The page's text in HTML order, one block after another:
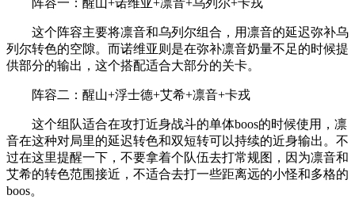
阵容一：醒山+诺维亚+凛音+乌列尔+卡戎
这个阵容主要将凛音和乌列尔组合，用凛音的延迟弥补乌
列尔转色的空隙。而诺维亚则是在弥补凛音奶量不足的时候提
供部分的输出，这个搭配适合大部分的关卡。
阵容二：醒山+浮士德+艾希+凛音+卡戎
这个组队适合在攻打近身战斗的单体boos的时候使用，凛
音在这种对局里的延迟转色和双短转可以持续的近身输出。不
过在这里提醒一下，不要拿着个队伍去打常规图，因为凛音和
艾希的转色范围接近，不适合去打一些距离远的小怪和多格的
boos。